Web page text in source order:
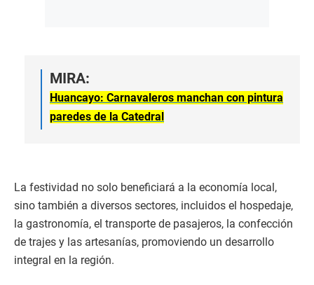
MIRA:
Huancayo: Carnavaleros manchan con pintura
paredes de la Catedral
La festividad no solo beneficiará a la economía local,
sino también a diversos sectores, incluidos el hospedaje,
la gastronomía, el transporte de pasajeros, la confección
de trajes y las artesanías, promoviendo un desarrollo
integral en la región.